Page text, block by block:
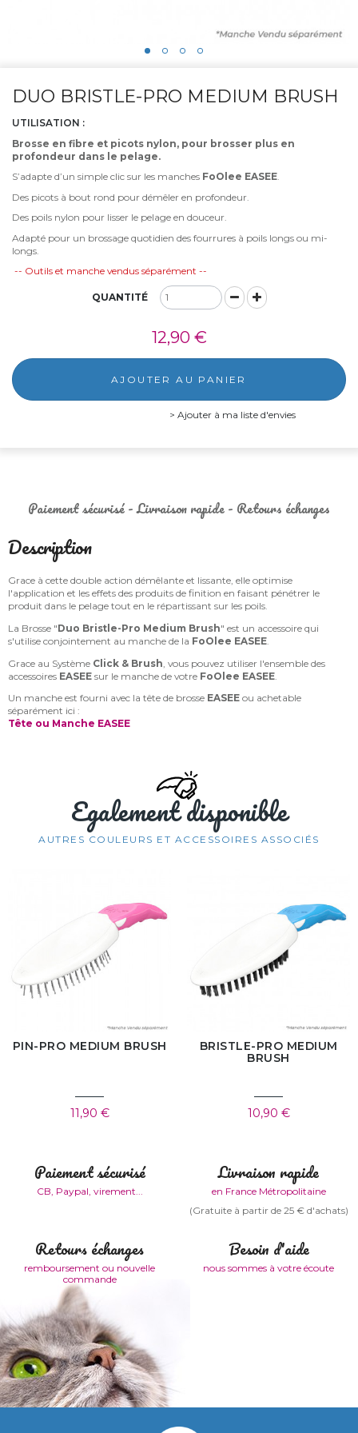
DUO BRISTLE-PRO MEDIUM BRUSH
UTILISATION :
Brosse en fibre et picots nylon, pour brosser plus en
profondeur dans le pelage.
S’adapte d’un simple clic sur les manches FoOlee EASEE.
Des picots à bout rond pour démêler en profondeur.
Des poils nylon pour lisser le pelage en douceur.
Adapté pour un brossage quotidien des fourrures à poils longs ou mi-
longs.
-- Outils et manche vendus séparément --
QUANTITÉ
12,90 €
AJOUTER AU PANIER
Ajouter à ma liste d'envies
Paiement sécurisé - Livraison rapide - Retours échanges
Description
Grace à cette double action démêlante et lissante, elle optimise
l'application et les effets des produits de finition en faisant pénétrer le
produit dans le pelage tout en le répartissant sur les poils.
La Brosse "Duo Bristle-Pro Medium Brush" est un accessoire qui
s'utilise conjointement au manche de la FoOlee EASEE
Grace au Système Click & Brush , vous pouvez utiliser l'ensemble des
accessoires EASEE sur le manche de votre FoOlee EASEE
Un manche est fourni avec la tête de brosse EASEE ou achetable
séparément ici :
Tête ou Manche EASEE
Egalement disponible
AUTRES COULEURS ET ACCESSOIRES ASSOCIÉS
PIN-PRO MEDIUM BRUSH
11,90 €
BRISTLE-PRO MEDIUM
BRUSH
10,90 €
Paiement sécurisé
CB, Paypal, virement...
Livraison rapide
en France Métropolitaine
(Gratuite à partir de 25 € d'achats)
Retours échanges
remboursement ou nouvelle
commande
Besoin d'aide
nous sommes à votre écoute